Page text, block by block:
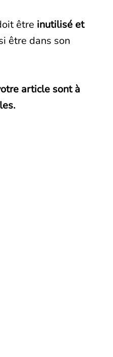
être inutilisé et
être dans son
article sont à